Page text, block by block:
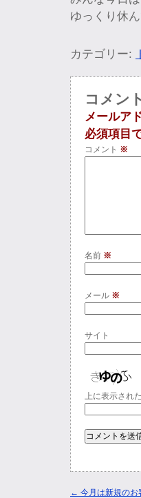
ゆっくり休
カテゴリー:
コメン
メールア
必須項目
コメント ※
名前 ※
メール ※
サイト
上に表示され
← 今月は新規の